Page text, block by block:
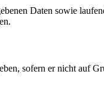
Daten sowie
sofern er nicht auf